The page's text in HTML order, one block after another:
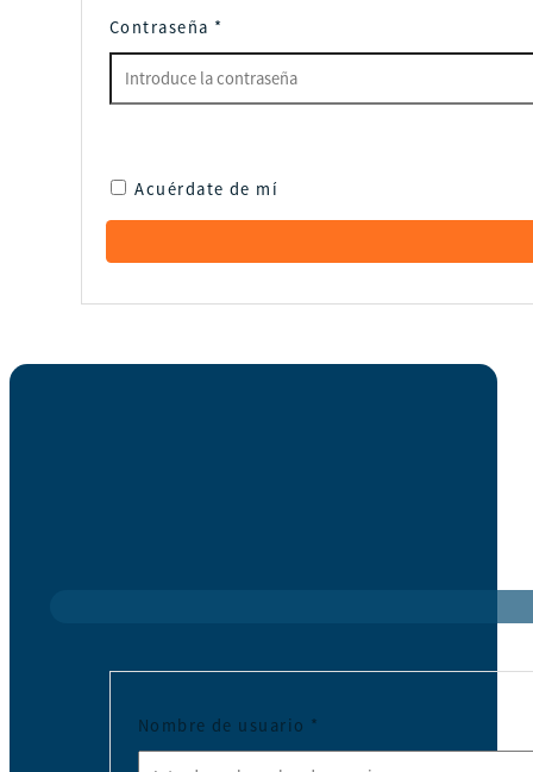
Contraseña *
Acuérdate de mí
Nombre de usuario *